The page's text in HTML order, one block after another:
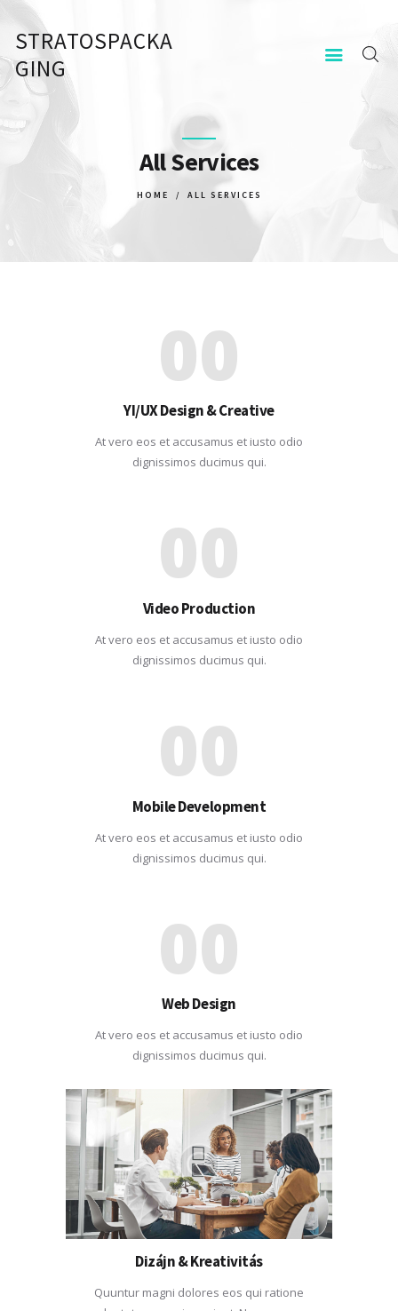
STRATOSPACKA
GING
All Services
HOME ALL SERVICES
00
YI/UX Design & Creative
At vero eos et accusamus et iusto odio
dignissimos ducimus qui.
00
Video Production
At vero eos et accusamus et iusto odio
dignissimos ducimus qui.
00
Mobile Development
At vero eos et accusamus et iusto odio
dignissimos ducimus qui.
00
Web Design
At vero eos et accusamus et iusto odio
dignissimos ducimus qui.
Dizájn & Kreativitás
Quuntur magni dolores eos qui ratione